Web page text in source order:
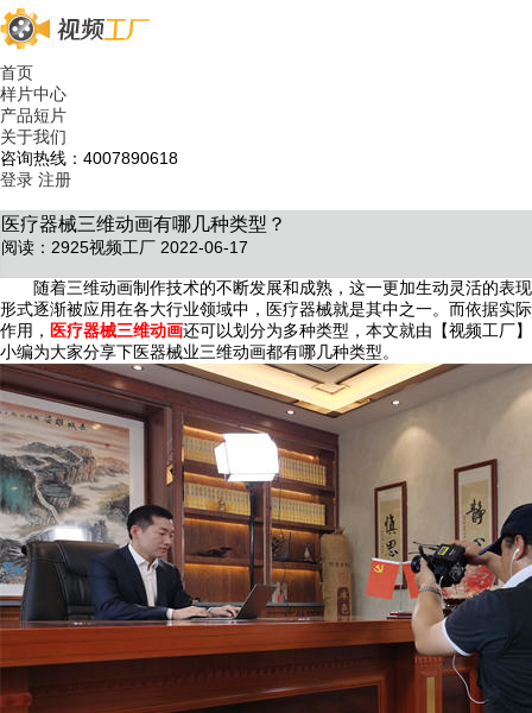
首页
样片中心
产品短片
关于我们
咨询热线：4007890618
登录 注册
医疗器械三维动画有哪几种类型？
阅读：2925视频工厂 2022-06-17
随着三维动画制作技术的不断发展和成熟，这一更加生动灵活的表现
形式逐渐被应用在各大行业领域中，医疗器械就是其中之一。而依据实际
作用， 医疗器械三维动画还可以划分为多种类型，本文就由【视频工厂】
小编为大家分享下医器械业三维动画都有哪几种类型。